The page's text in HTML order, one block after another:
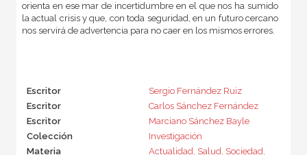
orienta en ese mar de incertidumbre en el que nos ha sumido
la actual crisis y que, con toda seguridad, en un futuro cercano
nos servirá de advertencia para no caer en los mismos errores.
Escritor
Sergio Fernández Ruiz
Escritor
Carlos Sánchez Fernández
Escritor
Marciano Sánchez Bayle
Colección
Investigación
Materia
Actualidad, Salud, Sociedad,